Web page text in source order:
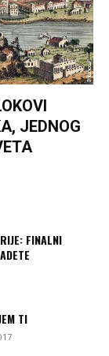
JEDNOG
FINALNI
TI